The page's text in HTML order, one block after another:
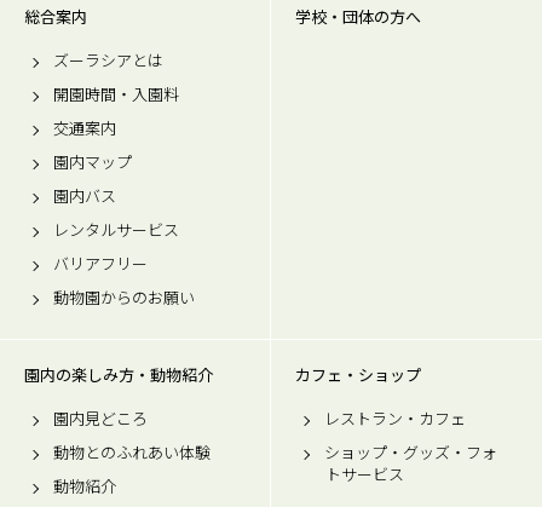
総合案内
ズーラシアとは
開園時間・入園料
交通案内
園内マップ
園内バス
レンタルサービス
バリアフリー
動物園からのお願い
学校・団体の方へ
園内の楽しみ方・動物紹介
園内見どころ
動物とのふれあい体験
動物紹介
カフェ・ショップ
レストラン・カフェ
ショップ・グッズ・フォ
トサービス